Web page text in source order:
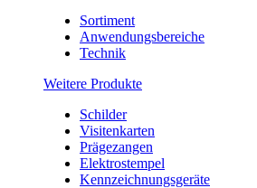
Sortiment
Anwendungsbereiche
Technik
Weitere Produkte
Schilder
Visitenkarten
Prägezangen
Elektrostempel
Kennzeichnungsgeräte